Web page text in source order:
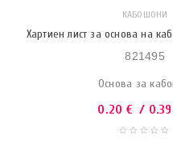
КАБОШОНИ
Хартиен лист за основа на
821495
Основа за
0.20 € / 0.39